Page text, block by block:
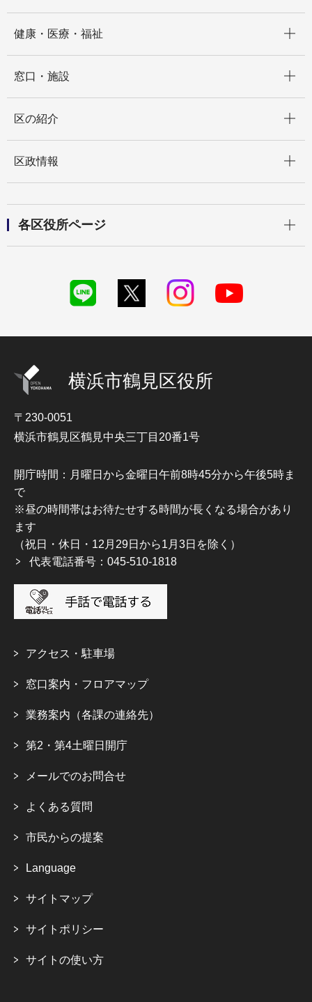
健康・医療・福祉
窓口・施設
区の紹介
区政情報
各区役所ページ
横浜市鶴見区役所
〒230-0051
横浜市鶴見区鶴見中央三丁目20番1号
開庁時間：月曜日から金曜日午前8時45分から午後5時ま
で
※昼の時間帯はお待たせする時間が長くなる場合があり
ます
（祝日・休日・12月29日から1月3日を除く）
代表電話番号：045-510-1818
アクセス・駐車場
窓口案内・フロアマップ
業務案内（各課の連絡先）
第2・第4土曜日開庁
メールでのお問合せ
よくある質問
市民からの提案
Language
サイトマップ
サイトポリシー
サイトの使い方